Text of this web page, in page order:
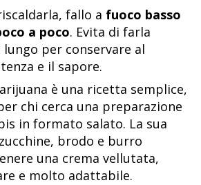
fallo a fuoco basso
a poco. Evita di farla
per conservare al
e il sapore.
è una ricetta semplice,
chi cerca una preparazione
in formato salato. La sua
brodo e burro
una crema vellutata,
e molto adattabile.